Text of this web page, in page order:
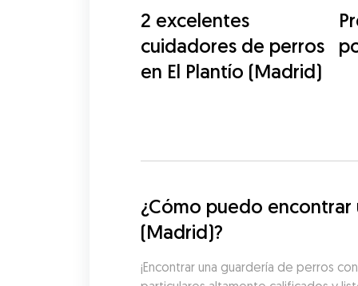
2 excelentes
cuidadores de perros
en El Plantío (Madrid)
¿Cómo puedo encontrar
(Madrid)?
¡Encontrar una guardería de perros